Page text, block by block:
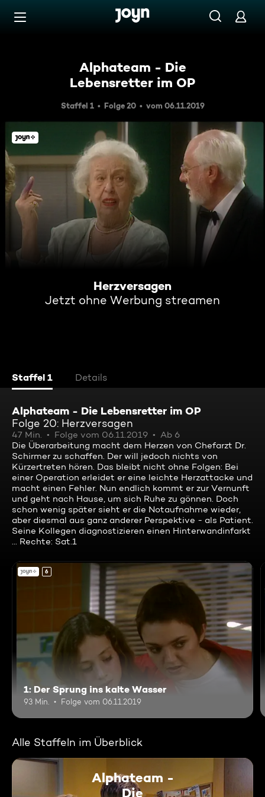
Zum Inhalt springen
Alphateam - Die
Lebensretter im OP
Staffel 1 Folge 20 vom 06.11.2019
Herzversagen
Jetzt ohne Werbung streamen
Staffel 1 Details
Alphateam - Die Lebensretter im OP
Folge 20: Herzversagen
47 Min. Folge vom 06.11.2019
Ab 6
Die Überarbeitung macht dem Herzen von Chefarzt Dr.
Schirmer zu schaffen. Der will jedoch nichts von
Kürzertreten hören. Das bleibt nicht ohne Folgen: Bei
einer Operation erleidet er eine leichte Herzattacke und
macht einen Fehler. Nun endlich kommt er zur Vernunft
und geht nach Hause, um sich Ruhe zu gönnen. Doch
schon wenig später sieht er die Notaufnahme wieder,
aber diesmal aus ganz anderer Perspektive - als Patient.
Seine Kollegen diagnostizieren einen Hinterwandinfarkt
... Rechte: Sat.1
6
1: Der Sprung ins kalte Wasser
93 Min. Folge vom 06.11.2019
Alle Staffeln im Überblick
Alphateam -
Die